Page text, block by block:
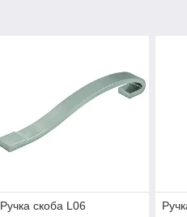
Ручка скоба L06